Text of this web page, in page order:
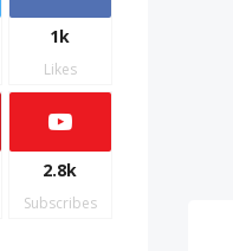
1k
Likes
2.8k
Subscribes